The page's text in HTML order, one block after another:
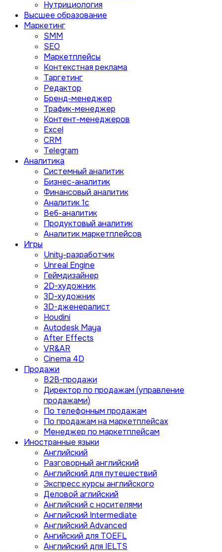
Нутрициология
Высшее образование
Маркетинг
SMM
SEO
Маркетплейсы
Контекстная реклама
Таргетинг
Редактор
Бренд-менеджер
Трафик-менеджер
Контент-менеджеров
Excel
CRM
Telegram
Аналитика
Системный аналитик
Бизнес-аналитик
Финансовый аналитик
Aналитик 1с
Веб-аналитик
Продуктовый аналитик
Аналитик маркетплейсов
Игры
Unity-разработчик
Unreal Engine
Геймдизайнер
2D-художник
3D-художник
3D-дженералист
Houdini
Autodesk Maya
After Effects
VR&AR
Cinema 4D
Продажи
B2B-продажи
Директор по продажам (управление
продажами)
По телефонным продажам
По продажам на маркетплейсах
Менеджер по маркетплейсам
Иностранные языки
Английский
Разговорный английский
Английский для путешествий
Экспресс курсы английского
Деловой аглийский
Английский с носителями
Английский Intermediate
Английский Advanced
Ангийский для TOEFL
Английский для IELTS